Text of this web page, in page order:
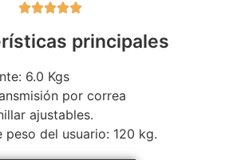

principales
6.0 Kgs
por correa
ajustables.
peso del usuario: 120 kg.